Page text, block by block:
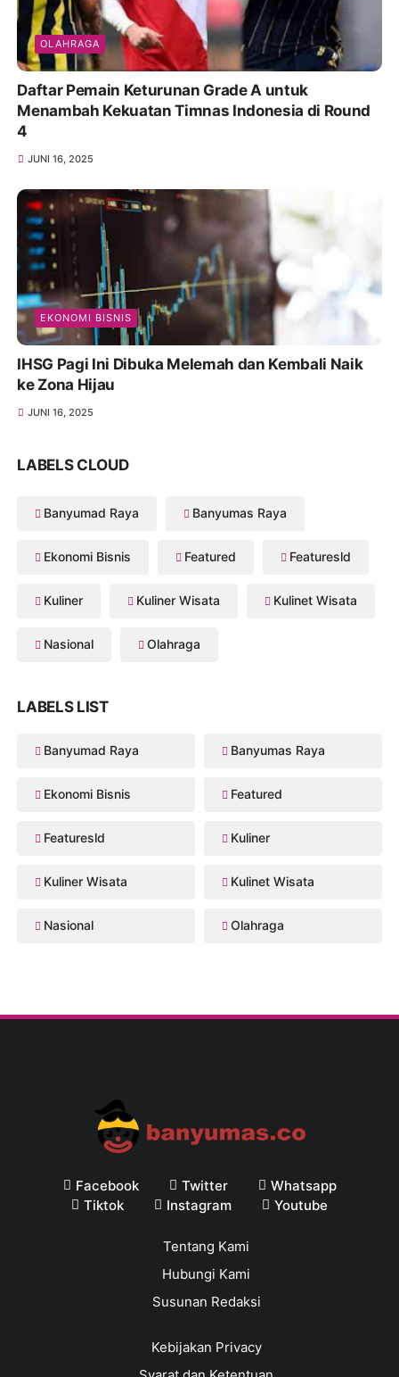
OLAHRAGA
Daftar Pemain Keturunan Grade A untuk
Menambah Kekuatan Timnas Indonesia di Round
4
JUNI 16, 2025
EKONOMI BISNIS
IHSG Pagi Ini Dibuka Melemah dan Kembali Naik
ke Zona Hijau
JUNI 16, 2025
LABELS CLOUD
Banyumad Raya Banyumas Raya
Ekonomi Bisnis Featured Featuresld
Kuliner Kuliner Wisata Kulinet Wisata
Nasional Olahraga
LABELS LIST
Banyumad Raya Banyumas Raya
Ekonomi Bisnis Featured
Featuresld Kuliner
Kuliner Wisata Kulinet Wisata
Nasional Olahraga
Facebook Twitter
Whatsapp
Tiktok
Instagram Youtube
Tentang Kami
Hubungi Kami
Susunan Redaksi
Kebijakan Privacy